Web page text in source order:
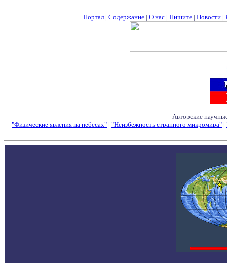
Портал| Содержание| О нас| Пишите| Новости|
Авторские
"Физические явления на небесах" | "Неизбежность странного микромира" |